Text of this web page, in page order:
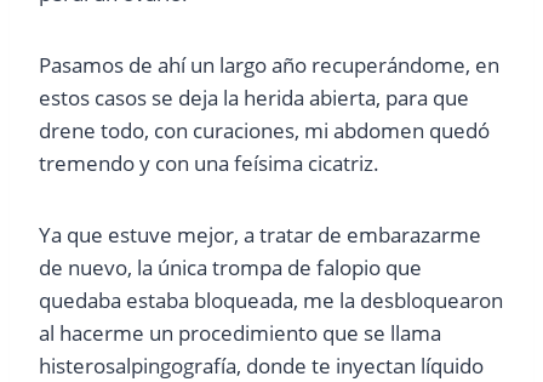
Pasamos de ahí un largo año recuperándome, en
estos casos se deja la herida abierta, para que
drene todo, con curaciones, mi abdomen quedó
tremendo y con una feísima cicatriz.
Ya que estuve mejor, a tratar de embarazarme
de nuevo, la única trompa de falopio que
quedaba estaba bloqueada, me la desbloquearon
al hacerme un procedimiento que se llama
histerosalpingografía, donde te inyectan líquido